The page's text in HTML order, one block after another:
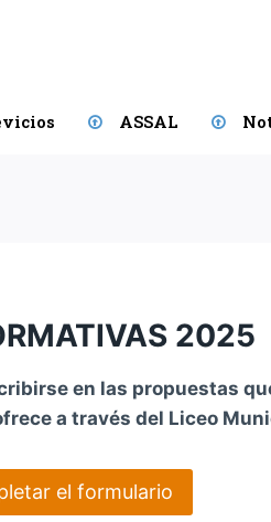
ASSAL
2025
en las propuestas
a través del Liceo
el formulario